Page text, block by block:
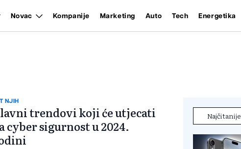
Novac Kompanije Marketing Auto Tech Energetika
NJIH
trendovi koji će utjecati
cyber sigurnost u 2024.
Najčitanije